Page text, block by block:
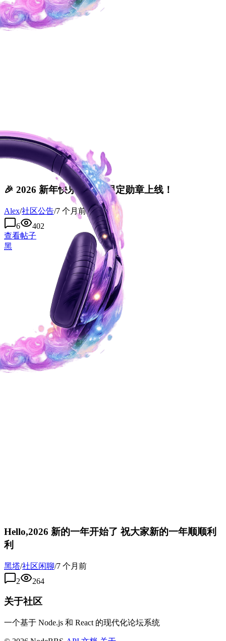
🎉 2026 新年快乐｜新年限定勋章上线！
Alex/社区公告/7 个月前
6
402
查看帖子
黑
Hello,2026 新的一年开始了 祝大家新的一年顺顺利
利
黑塔/社区闲聊/7 个月前
2
264
关于社区
一个基于 Node.js 和 React 的现代化论坛系统